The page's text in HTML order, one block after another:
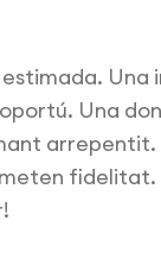
Una
Una
fidelitat.